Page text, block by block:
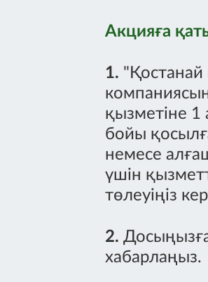
Акцияға
1. "Қостанай
қызметіне 1
бойы
немесе
үшін
төлеуіңіз
2.
хабарлаңыз.